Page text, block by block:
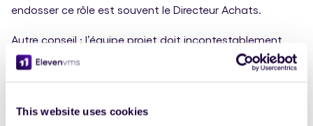
This website uses cookies
endosser ce rôle est souvent le Directeur Achats.
Autre conseil : l’équipe projet doit incontestablement
intégrer des utilisateurs finaux de la solution, c’est-à-dire
des clients internes. Par exemple : un manager IT, qui
consultants en freelance. Un tel profil aide à identifier